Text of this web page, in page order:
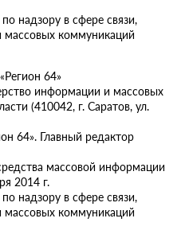
надзору в сфере связи,
коммуникаций
64»
информации и массовых
(410042, г. Саратов, ул.
64». Главный редактор
массовой информации
2014 г.
надзору в сфере связи,
коммуникаций